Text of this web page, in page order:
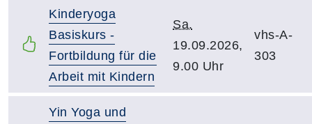
Kinderyoga
Basiskurs -
Fortbildung für die
Arbeit mit Kindern
Sa.
19.09.2026,
9.00 Uhr
vhs-A-
303
Yin Yoga und